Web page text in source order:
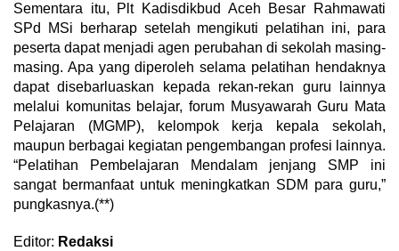
Sementara itu, Plt Kadisdikbud Aceh Besar Rahmawati
SPd MSi berharap setelah mengikuti pelatihan ini, para
peserta dapat menjadi agen perubahan di sekolah masing-
masing. Apa yang diperoleh selama pelatihan hendaknya
dapat disebarluaskan kepada rekan-rekan guru lainnya
melalui komunitas belajar, forum Musyawarah Guru Mata
Pelajaran (MGMP), kelompok kerja kepala sekolah,
maupun berbagai kegiatan pengembangan profesi lainnya.
“Pelatihan Pembelajaran Mendalam jenjang SMP ini
sangat bermanfaat untuk meningkatkan SDM para guru,”
pungkasnya.(**)
Editor: Redaksi